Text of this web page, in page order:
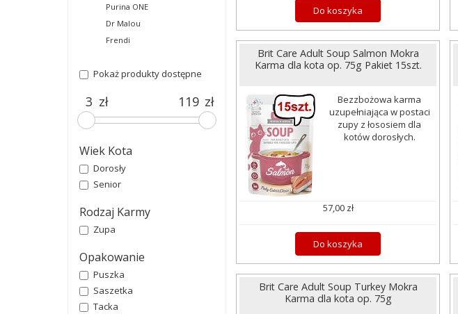
Do koszyka
Brit Care Adult Soup Salmon Mokra
Karma dla kota op. 75g Pakiet 15szt.
Bezzbożowa karma
uzupełniająca w postaci
zupy z łososiem dla
kotów dorosłych.
57,00 zł
Do koszyka
Brit Care Adult Soup Turkey Mokra
Karma dla kota op. 75g
Purina ONE
Dr Malou
Frendi
Pokaż produkty dostępne
zł zł
Wiek Kota
Dorosły
Senior
Rodzaj Karmy
Zupa
Opakowanie
Puszka
Saszetka
Tacka